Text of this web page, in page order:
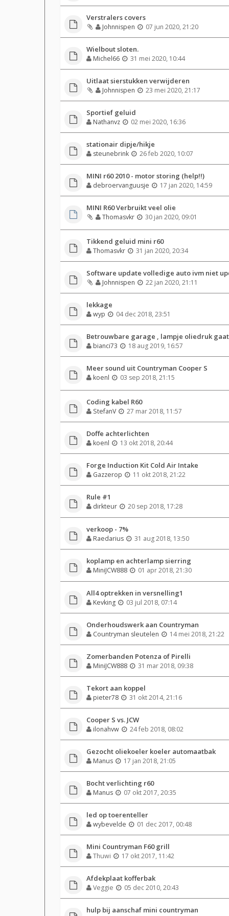
Verstralers covers
Johnnispen 07 jun 2020, 21:20
Wielbout sloten.
Michel66 31 mei 2020, 10:44
Uitlaat sierstukken verwijderen
Johnnispen 23 mei 2020, 21:17
Sportief geluid
Nathanvz 02 mei 2020, 16:36
stationair dipje/hikje
steunebrink 26 feb 2020, 10:07
MINI r60 2010 - motor storing (help!!)
debroervanguusje 17 jan 2020, 14:59
MINI R60 Verbruikt veel olie
Thomasvkr 30 jan 2020, 09:01
Tikkend geluid mini r60
Thomasvkr 31 jan 2020, 20:34
Software update volledige auto ivm niet
Johnnispen 22 jan 2020, 21:11
lekkage
wyp 04 dec 2018, 23:51
Betrouwbare garage , lampje oliedruk
bianci73 18 aug 2019, 16:57
Meer sound uit Countryman Cooper S
koenl 03 sep 2018, 21:15
Coding kabel R60
StefanV 27 mar 2018, 11:57
Doffe achterlichten
koenl 13 okt 2018, 20:44
Forge Induction Kit Cold Air Intake
Gazzerop 11 okt 2018, 21:22
Rule #1
dirkteur 20 sep 2018, 17:28
verkoop - 7%
Raedarius 31 aug 2018, 13:50
koplamp en achterlamp sierring
MiniJCW888 01 apr 2018, 21:30
All4 optrekken in versnelling1
Kevking 03 jul 2018, 07:14
Onderhoudswerk aan Countryman
Countryman sleutelen 14 mei 2018, 21:22
Zomerbanden Potenza of Pirelli
MiniJCW888 31 mar 2018, 09:38
Tekort aan koppel
pieter78 31 okt 2014, 21:16
Cooper S vs. JCW
ilonahvw 24 feb 2018, 08:02
Gezocht oliekoeler koeler automaatbak
Manus 17 jan 2018, 21:05
Bocht verlichting r60
Manus 07 okt 2017, 20:35
led op toerenteller
wybevelde 01 dec 2017, 00:48
Mini Countryman F60 grill
Thuwi 17 okt 2017, 11:42
Afdekplaat kofferbak
Veggie 05 dec 2010, 20:43
hulp bij aanschaf mini countryman